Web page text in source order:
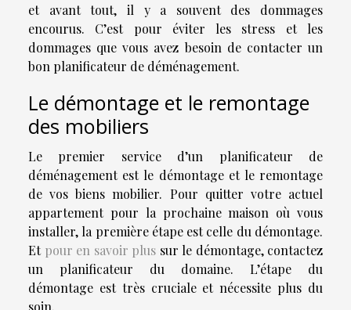
et avant tout, il y a souvent des dommages
encourus. C’est pour éviter les stress et les
dommages que vous avez besoin de contacter un
bon planificateur de déménagement.
Le démontage et le remontage
des mobiliers
Le premier service d’un planificateur de
déménagement est le démontage et le remontage
de vos biens mobilier. Pour quitter votre actuel
appartement pour la prochaine maison où vous
installer, la première étape est celle du démontage.
Et pour en savoir plus sur le démontage, contactez
un planificateur du domaine. L’étape du
démontage est très cruciale et nécessite plus du
soin.